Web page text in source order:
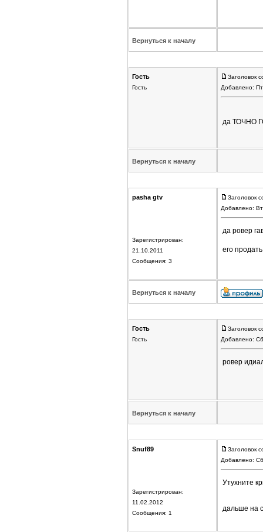
Вернуться к началу
Гость
Гость
Заголовок
Добавлено:
да ТОЧНО
Вернуться к началу
pasha gtv
Зарегистрирован:
21.10.2011
Сообщения: 3
Заголовок
Добавлено:
да ровер
его
Вернуться к началу
Гость
Гость
Заголовок
Добавлено:
ровер
Вернуться к началу
Snuf89
Зарегистрирован:
11.02.2012
Сообщения: 1
Заголовок
Добавлено:
Утухните
дальше на